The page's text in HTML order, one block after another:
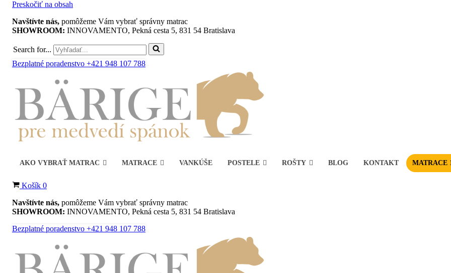
Preskočiť na obsah
Navštívte nás, pomôžeme Vám vybrať správny matrac
SHOWROOM: INNOVAMENTO, Pekná cesta 5, 831 54 Bratislava
Search for...
Bezplatné poradenstvo +421 948 107 788
AKO VYBRAŤ MATRAC MATRACE VANKÚŠE POSTELE ROŠTY BLOG KONTAKT MATRACE
Košík 0
Navštívte nás, pomôžeme Vám vybrať správny matrac
SHOWROOM: INNOVAMENTO, Pekná cesta 5, 831 54 Bratislava
Bezplatné poradenstvo +421 948 107 788